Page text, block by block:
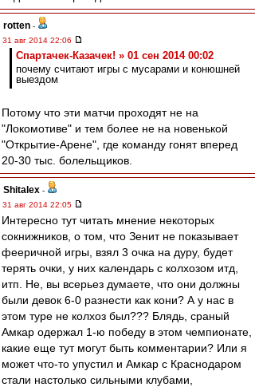
rotten -
31 авг 2014 22:06
Спартачек-Казачек! » 01 сен 2014 00:02
почему считают игры с мусарами и конюшней
выездом
Потому что эти матчи проходят не на
"Локомотиве" и тем более не на новенькой
"Открытие-Арене", где команду гонят вперед
20-30 тыс. болельщиков.
Shitalex -
31 авг 2014 22:05
Интересно тут читать мнение некоторых
сокнижников, о том, что Зенит не показывает
фееричной игры, взял 3 очка на дуру, будет
терять очки, у них календарь с колхозом итд,
итп. Не, вы всерьез думаете, что они должны
были девок 6-0 разнести как кони? А у нас в
этом туре не колхоз был??? Блядь, сраный
Амкар одержал 1-ю победу в этом чемпионате,
какие еще тут могут быть комментарии? Или я
может что-то упустил и Амкар с Краснодаром
стали настолько сильными клубами,